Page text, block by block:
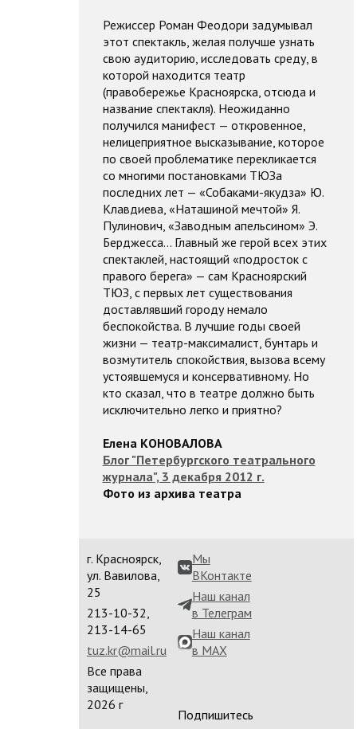
Режиссер Роман Феодори задумывал
этот спектакль, желая получше узнать
свою аудиторию, исследовать среду, в
которой находится театр
(правобережье Красноярска, отсюда и
название спектакля). Неожиданно
получился манифест — откровенное,
нелицеприятное высказывание, которое
по своей проблематике перекликается
со многими постановками ТЮЗа
последних лет — «Собаками-якудза» Ю.
Клавдиева, «Наташиной мечтой» Я.
Пулинович, «Заводным апельсином» Э.
Берджесса… Главный же герой всех этих
спектаклей, настоящий «подросток с
правого берега» — сам Красноярский
ТЮЗ, с первых лет существования
доставлявший городу немало
беспокойства. В лучшие годы своей
жизни — театр-максималист, бунтарь и
возмутитель спокойствия, вызова всему
устоявшемуся и консервативному. Но
кто сказал, что в театре должно быть
исключительно легко и приятно?
Елена КОНОВАЛОВА
Блог "Петербургского театрального
журнала", 3 декабря 2012 г.
Фото из архива театра
г. Красноярск,
ул. Вавилова,
25
213-10-32,
213-14-65
tuz.kr@mail.ru
Все права
защищены,
2026 г
Мы
ВКонтакте
Наш канал
в Телеграм
Наш канал
в MAX
Подпишитесь